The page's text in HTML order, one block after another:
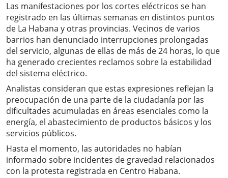
Las manifestaciones por los cortes eléctricos se han
registrado en las últimas semanas en distintos puntos
de La Habana y otras provincias. Vecinos de varios
barrios han denunciado interrupciones prolongadas
del servicio, algunas de ellas de más de 24 horas, lo que
ha generado crecientes reclamos sobre la estabilidad
del sistema eléctrico.
Analistas consideran que estas expresiones reflejan la
preocupación de una parte de la ciudadanía por las
dificultades acumuladas en áreas esenciales como la
energía, el abastecimiento de productos básicos y los
servicios públicos.
Hasta el momento, las autoridades no habían
informado sobre incidentes de gravedad relacionados
con la protesta registrada en Centro Habana.